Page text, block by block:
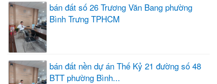
bán đất số 26 Trương Văn Bang phường
Bình Trưng TPHCM
bán đất nền dự án Thế Kỷ 21 đường số 48
BTT phường Bình...